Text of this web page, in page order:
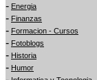
- Energia
- Finanzas
- Formacion - Cursos
- Fotoblogs
- Historia
- Humor